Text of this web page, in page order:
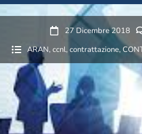
27 Dicembre 2018
ARAN, ccnl, contrattazione,